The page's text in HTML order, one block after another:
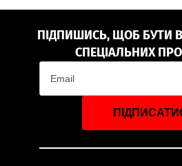
ПІДПИШИСЬ, ЩОБ БУТИ В
СПЕЦІАЛЬНИХ